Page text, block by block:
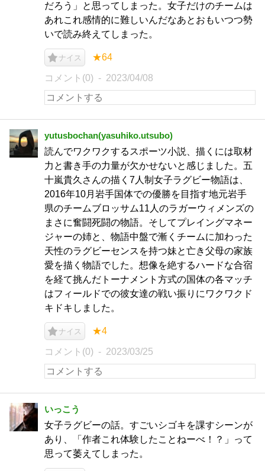
だろう」と思ってしまった。女子だけのチームは
あれこれ感情的に難しいんだなあとおもいつつ勢
いで読み終えてしまった。
ナイス ★64
コメント(0) 2023/04/08
yutusbochan(yasuhiko.utsubo)
読んでワクワクするスポーツ小説、描くには取材
力と書き手の力量が欠かせないと感じました。五
十嵐貴久さんの描く7人制女子ラグビー物語は、
2016年10月岩手国体での優勝を目指す地元岩手
県のチームブロッサム11人のラガーウィメンズの
まさに奮闘死闘の物語。そしてプレイングマネー
ジャーの姉と、物語中盤で漸くチームに加わった
天性のラグビーセンスを持つ妹と亡き父母の家族
愛を描く物語でした。想像を絶するハードな合宿
を経て挑んだトーナメント方式の国体の各マッチ
はフィールドでの彼女達の戦い振りにワクワクド
キドキしました。
ナイス ★4
コメント(0) 2023/03/25
いっこう
女子ラグビーの話。すごいシゴキを課すシーンが
あり、「作者これ体験したことねーべ！？」って
思って萎えてしまった。